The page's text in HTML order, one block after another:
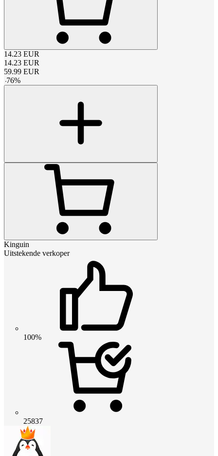
14.23 EUR
14.23 EUR
59.99 EUR
-76%
Kinguin
Uitstekende verkoper
100%
25837